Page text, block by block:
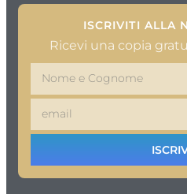
ISCRIVITI ALLA
Ricevi una copia